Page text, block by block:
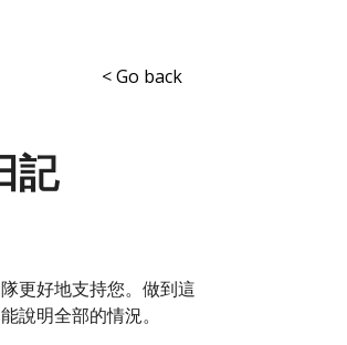
< Go back
記
更好地支持您。做到這
說明全部的情況。